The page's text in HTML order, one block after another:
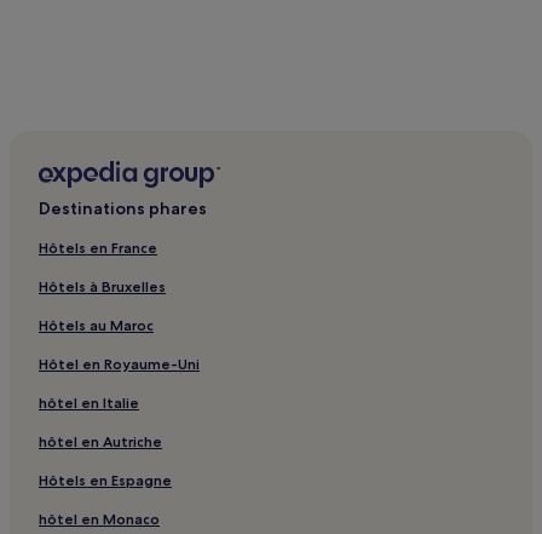
Destinations phares
Hôtels en France
Hôtels à Bruxelles
Hôtels au Maroc
Hôtel en Royaume-Uni
hôtel en Italie
hôtel en Autriche
Hôtels en Espagne
hôtel en Monaco